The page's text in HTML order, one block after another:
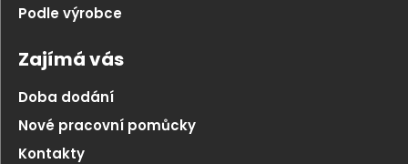
Podle výrobce
Zajímá vás
Doba dodání
Nové pracovní pomůcky
Kontakty